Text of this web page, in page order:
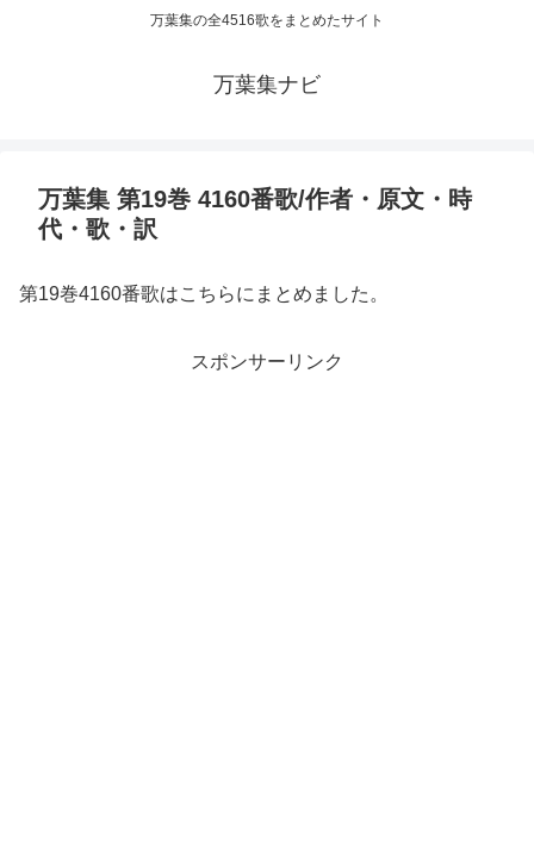
万葉集の全4516歌をまとめたサイト
万葉集ナビ
万葉集 第19巻 4160番歌/作者・原文・時
代・歌・訳
第19巻4160番歌はこちらにまとめました。
スポンサーリンク